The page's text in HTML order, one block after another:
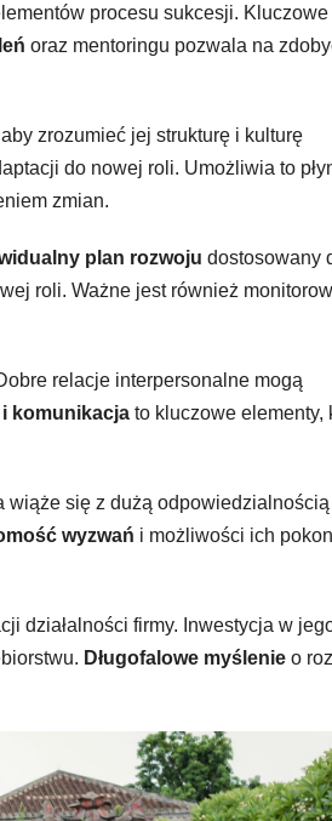
procesu sukcesji. Kluczowe
oraz mentoringu pozwala na
zrozumieć jej strukturę i kulturę
do nowej roli. Umożliwia to
zmian.
plan rozwoju dostosowany
roli. Ważne jest również
relacje interpersonalne mogą
komunikacja to kluczowe elementy,
wiąże się z dużą
wyzwań i możliwości ich
działalności firmy. Inwestycja w
Długofalowe myślenie o